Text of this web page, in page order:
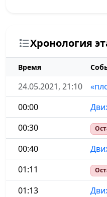
Хронология
Время
24.05.2021, 21:10
00:00
00:30
00:40
01:11
01:13